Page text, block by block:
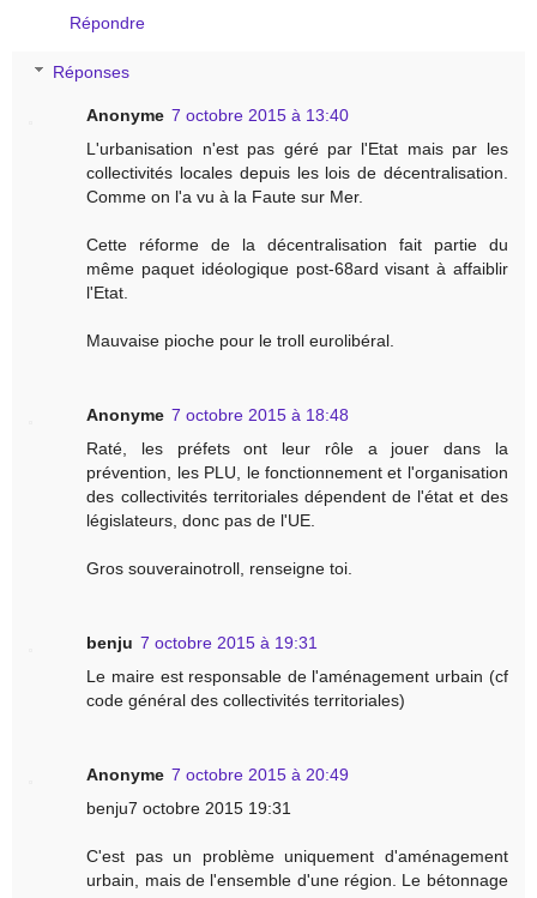
Répondre
Réponses
Anonyme 7 octobre 2015 à 13:40
L'urbanisation n'est pas géré par l'Etat mais par les
collectivités locales depuis les lois de décentralisation.
Comme on l'a vu à la Faute sur Mer.
Cette réforme de la décentralisation fait partie du
même paquet idéologique post-68ard visant à affaiblir
l'Etat.
Mauvaise pioche pour le troll eurolibéral.
Anonyme 7 octobre 2015 à 18:48
Raté, les préfets ont leur rôle a jouer dans la
prévention, les PLU, le fonctionnement et l'organisation
des collectivités territoriales dépendent de l'état et des
législateurs, donc pas de l'UE.
Gros souverainotroll, renseigne toi.
benju 7 octobre 2015 à 19:31
Le maire est responsable de l'aménagement urbain (cf
code général des collectivités territoriales)
Anonyme 7 octobre 2015 à 20:49
benju7 octobre 2015 19:31
C'est pas un problème uniquement d'aménagement
urbain, mais de l'ensemble d'une région. Le bétonnage